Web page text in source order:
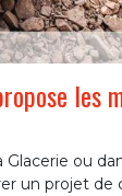
les
ou
un projet de